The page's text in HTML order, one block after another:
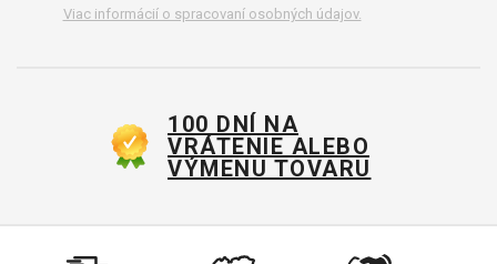
Viac informácií o spracovaní osobných údajov.
100 DNÍ NA
VRÁTENIE ALEBO
VÝMENU TOVARU